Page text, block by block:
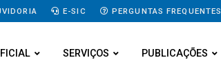
E-SIC PERGUNTAS FREQUENTES
SERVIÇOS PUBLICAÇÕES